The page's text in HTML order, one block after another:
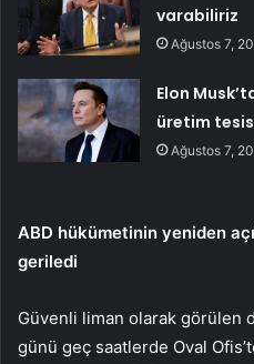
varabiliriz
Ağustos 7,
Elon
üretim
Ağustos 7,
ABD hükümetinin yeniden
geriledi
Güvenli liman olarak görülen
günü geç saatlerde Oval